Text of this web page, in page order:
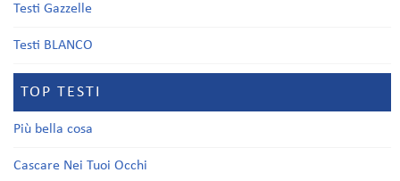
Testi Gazzelle
Testi BLANCO
TOP TESTI
Più bella cosa
Cascare Nei Tuoi Occhi